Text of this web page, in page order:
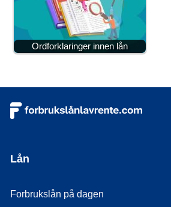
Ordforklaringer innen lån
Lån
Forbrukslån på dagen